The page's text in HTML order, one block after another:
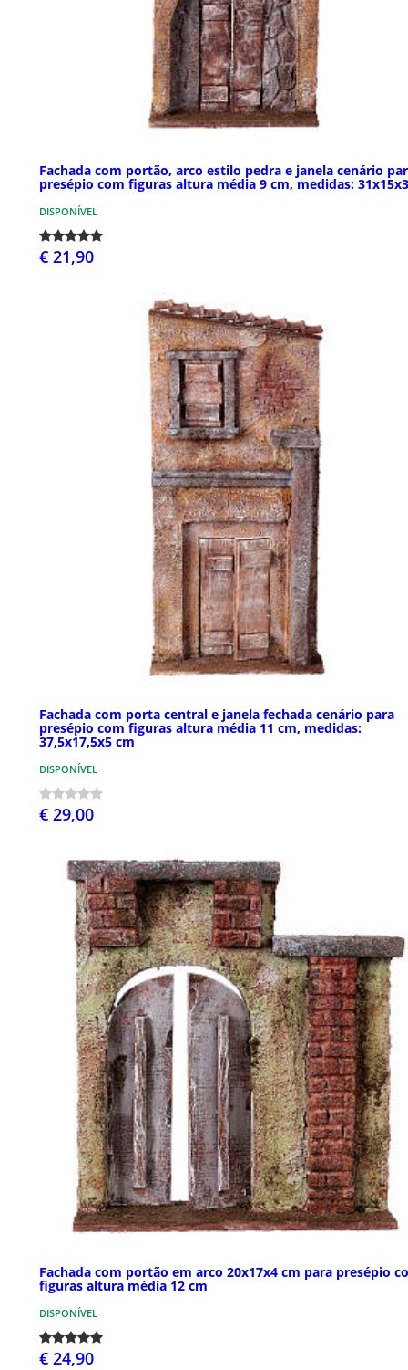
Fachada com portão, arco estilo pedra e janela cenário
presépio com figuras altura média 9 cm, medidas:
DISPONÍVEL
€ 21,90
Fachada com porta central e janela fechada cenário para
presépio com figuras altura média 11 cm, medidas:
37,5x17,5x5 cm
DISPONÍVEL
€ 29,00
Fachada com portão em arco 20x17x4 cm para presépio
figuras altura média 12 cm
DISPONÍVEL
€ 24,90